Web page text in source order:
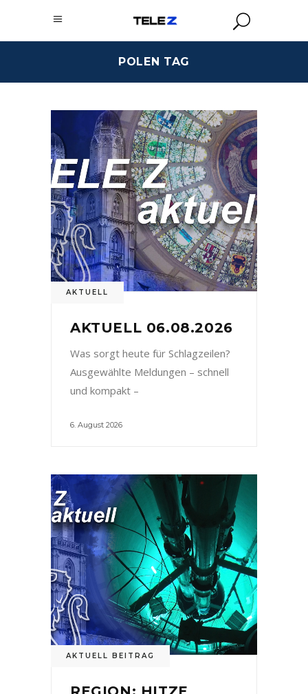
POLEN TAG
AKTUELL
AKTUELL 06.08.2026
Was sorgt heute für Schlagzeilen?
Ausgewählte Meldungen – schnell
und kompakt –
6. August 2026
AKTUELL BEITRAG